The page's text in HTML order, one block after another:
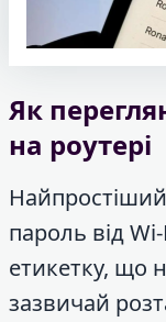
Як
на роутері
Найпростіший
пароль від
етикетку, що
зазвичай